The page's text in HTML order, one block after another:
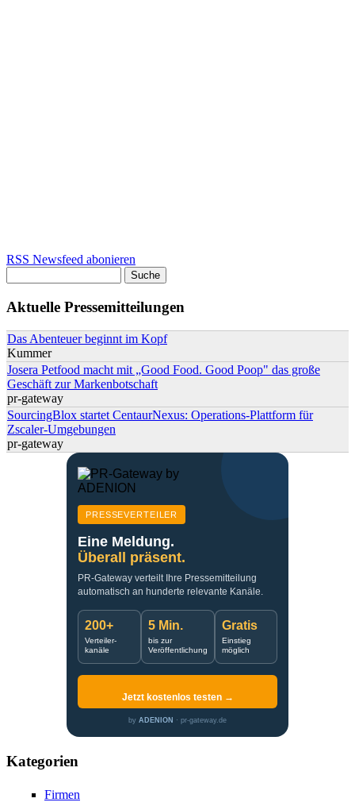
RSS Newsfeed abonieren
Aktuelle Pressemitteilungen
Das Abenteuer beginnt im Kopf
Kummer
Josera Petfood macht mit „Good Food. Good Poop" das große
Geschäft zur Markenbotschaft
pr-gateway
SourcingBlox startet CentaurNexus: Operations-Plattform für
Zscaler-Umgebungen
pr-gateway
PRESSEVERTEILER
Eine Meldung.
Überall präsent.
PR-Gateway verteilt Ihre Pressemitteilung
automatisch an hunderte relevante Kanäle.
200+
Verteiler-
kanäle
5 Min.
bis zur
Veröffentlichung
Gratis
Einstieg
möglich
Jetzt kostenlos testen →
by ADENION · pr-gateway.de
Kategorien
Firmen